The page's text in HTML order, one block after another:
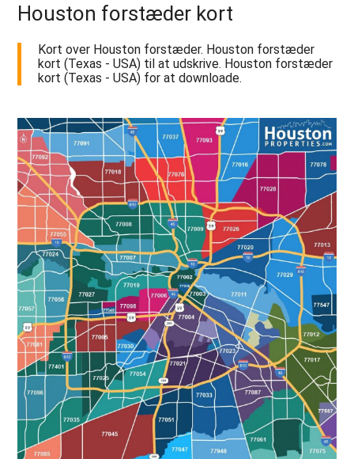
Houston forstæder kort
Kort over Houston forstæder. Houston forstæder
kort (Texas - USA) til at udskrive. Houston forstæder
kort (Texas - USA) for at downloade.